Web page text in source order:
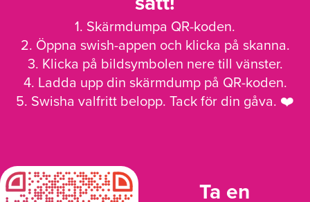
1. Skärmdumpa QR-koden.
2. Öppna swish-appen och klicka på skanna.
3. Klicka på bildsymbolen nere till vänster.
4. Ladda upp din skärmdump på QR-koden.
5. Swisha valfritt belopp. Tack för din gåva. ❤️
Ta en